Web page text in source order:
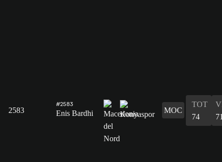
2583
#2583
Enis Bardhi MOC
TOT
74